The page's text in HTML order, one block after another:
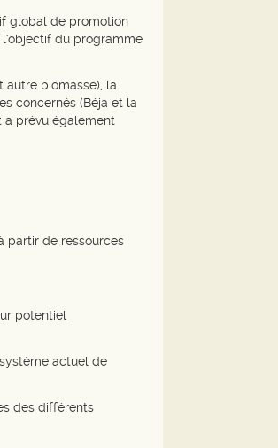
global de promotion
l'objectif du programme
autre biomasse), la
concernés (Béja et la
a prévu également
partir de ressources
potentiel
actuel de
des différents